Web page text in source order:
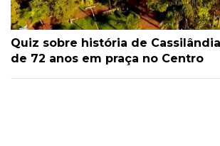
Quiz sobre história de
de 72 anos em praça no Centro